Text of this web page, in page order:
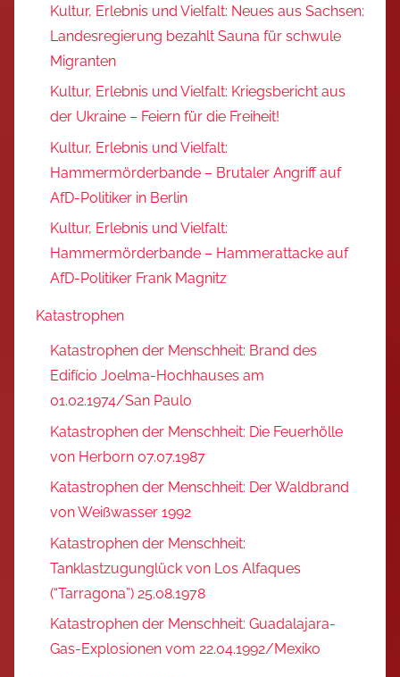
Kultur, Erlebnis und Vielfalt: Neues aus Sachsen:
Landesregierung bezahlt Sauna für schwule
Migranten
Kultur, Erlebnis und Vielfalt: Kriegsbericht aus
der Ukraine – Feiern für die Freiheit!
Kultur, Erlebnis und Vielfalt:
Hammermörderbande – Brutaler Angriff auf
AfD-Politiker in Berlin
Kultur, Erlebnis und Vielfalt:
Hammermörderbande – Hammerattacke auf
AfD-Politiker Frank Magnitz
Katastrophen
Katastrophen der Menschheit: Brand des
Edifício Joelma-Hochhauses am
01.02.1974/San Paulo
Katastrophen der Menschheit: Die Feuerhölle
von Herborn 07.07.1987
Katastrophen der Menschheit: Der Waldbrand
von Weißwasser 1992
Katastrophen der Menschheit:
Tanklastzugunglück von Los Alfaques
(“Tarragona”) 25.08.1978
Katastrophen der Menschheit: Guadalajara-
Gas-Explosionen vom 22.04.1992/Mexiko